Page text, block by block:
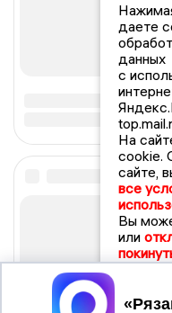
даете
данных
с
На
cookie.
сайте,
все
Вы
или